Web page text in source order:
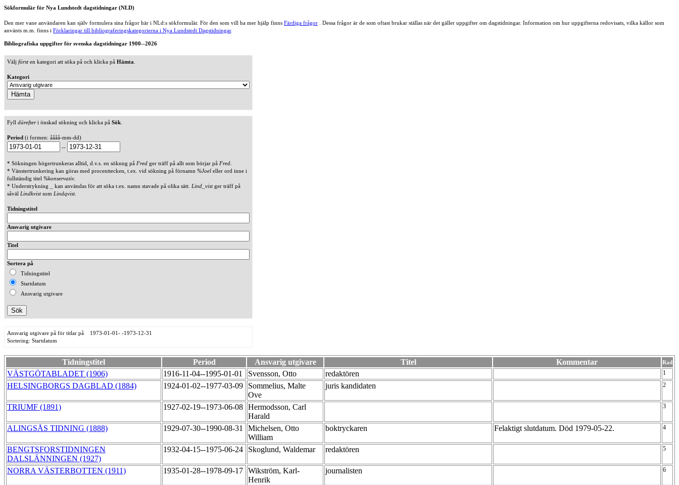
Sökformulär för Nya Lundstedt dagstidningar (NLD)
Den mer vane användaren kan själv formulera sina frågor här i NLd:s sökformulär. För den som vill ha mer hjälp finns Färdiga frågor . Dessa frågor är de som oftast brukar ställas när det gäller uppgifter om dagstidningar. Information om hur uppgifterna redovisats, vilka källor som
använts m.m. finns i Förklaringar till bibliograferingskategorierna i Nya Lundstedt Dagstidningar.
Bibliografiska uppgifter för svenska dagstidningar 1900--2026
Välj försten kategori att söka på och klicka på Hämta
Kategori
Fyll därefteri önskad sökning och klicka på Sök
Period (i formen: åååå-mm-dd)
--
* Sökningen högertrunkeras alltid, d.v.s. en söknng på Fred ger träff på allt som börjar på Fred
* Vänstertrunkering kan göras med procenttecken, t.ex. vid sökning på förnamn %Joel eller ord inne i
fullständig titel %konservativ
* Understrykning _ kan användas för att söka t.ex. namn stavade på olika sätt. Lind_vistger träff på
såväl Lindkvistsom Lindqvist.
Tidningstitel
Ansvarig utgivare
Titel
Sortera på
Tidningstitel
Startdatum
Ansvarig utgivare
Ansvarig utgivare på för titlar på 1973-01-01- -1973-12-31
Sortering: Startdatum
Tidningstitel Period Ansvarig utgivare Titel Kommentar Rad
VÄSTGÖTABLADET (1906) 1916-11-04--1995-01-01 Svensson, Otto redaktören 1
HELSINGBORGS DAGBLAD (1884) 1924-01-02--1977-03-09
Sommelius, Malte
Ove
juris kandidaten 2
TRIUMF (1891) 1927-02-19--1973-06-08 Hermodsson, Carl
Harald
3
ALINGSÅS TIDNING (1888) 1929-07-30--1990-08-31
Michelsen, Otto
William
boktryckaren Felaktigt slutdatum. Död 1979-05-22. 4
BENGTSFORSTIDNINGEN
DALSLÄNNINGEN (1927)
1932-04-15--1975-06-24 Skoglund, Waldemar redaktören 5
NORRA VÄSTERBOTTEN (1911) 1935-01-28--1978-09-17 Wikström, Karl-
Henrik
journalisten 6